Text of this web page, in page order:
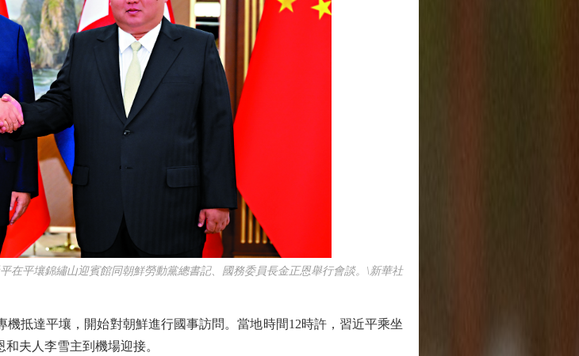
平壤錦繡山迎賓館同朝鮮勞動黨總書記、國務委員長金正恩舉行會談。\新華社
達平壤，開始對朝鮮進行國事訪問。當地時間12時許，習近平乘坐
夫人李雪主到機場迎接。